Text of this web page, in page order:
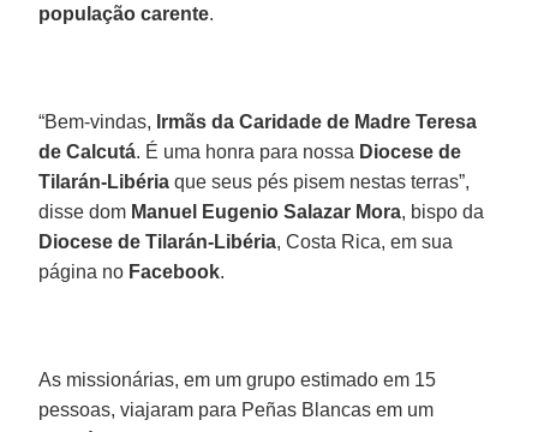
população carente.
“Bem-vindas, Irmãs da Caridade de Madre Teresa
de Calcutá. É uma honra para nossa Diocese de
Tilarán-Libéria que seus pés pisem nestas terras”,
disse dom Manuel Eugenio Salazar Mora, bispo da
Diocese de Tilarán-Libéria, Costa Rica, em sua
página no Facebook.
As missionárias, em um grupo estimado em 15
pessoas, viajaram para Peñas Blancas em um